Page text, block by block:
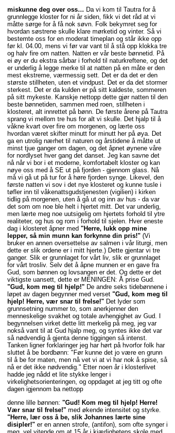
miskunne deg over oss… Da vi kom til Tautra for å
grunnlegge kloster for ni år siden, fikk vi det råd at vi
måtte sørge for å få nok søvn. Folk bekymret seg for
hvordan søstrene skulle klare mørketid og vinter. Så vi
bestemte oss for en moderat timeplan og står ikke opp
før kl. 04.00, mens vi før var vant til å stå opp klokka tre
og halv fire om natten. Natten er vår beste bønnetid. På
ei øy er du ekstra sårbar i forhold til naturkreftene, og det
er underlig å legge merke til at natten på en måte er den
mest ekstreme, værmessig sett. Det er da det er den
største stillheten, uten et vindpust. Det er da det stormer
sterkest. Det er da kulden er på sitt kaldeste, sommeren
på sitt mykeste. Kanskje nettopp dette gjør natten til den
beste bønnetiden, sammen med roen, stillheten i
klosteret, alt innrettet på bønn. De første årene på Tautra
sprang vi mellom tre hus for alt vi skulle. Det hjalp til å
våkne kvart over fire om morgenen, og lærte oss
hvordan været skifter minutt for minutt her på øya. Det
ga en utrolig nærhet til naturen og årstidene å måtte ut
minst tjue ganger om dagen, og det åpnet øynene våre
for nordlyset hver gang det danset. Jeg kan savne det
nå når vi bor i et moderne, komfortabelt kloster og kan
nøye oss med å SE ut på fjorden - gjennom glass. Nå
må vi gå ut på tur for å høre fjorden synge. Likevel, den
første natten vi sov i det nye klosteret og kunne tusle i
tøfler inn til våkenattsgudstjenesten (vigilien) i kirken
tidlig på morgenen, uten å gå ut og inn av hus - da var
det som om noe ble helt i hjertet mitt. Det var underlig,
men lærte meg noe uutsigelig om hjertets forhold til ytre
realiteter, og hus og rom i forhold til sjelen. Hver eneste
dag i klosteret åpner med "Herre, lukk opp mine
lepper, så min munn kan forkynne din pris!" (Vi
bruker en annen oversettelse av salmen i vår liturgi, men
dette er slik ordene er i mitt hjerte.) Dette gjentar vi tre
ganger. Slik er grunnlaget for vårt liv, slik er grunnlaget
for vårt trosliv. Selv det å åpne munnen er en gave fra
Gud, som bønnen og lovsangen er det. Og dette er det
viktigste uansett, dette er MENINGEN: Å prise Gud.
"Gud, kom meg til hjelp!" De andre seks tidebønnene i
løpet av dagen begynner med verset "Gud, kom meg til
hjelp! Herre, vær snar til frelse!" Det lyder som
grunnsetning nummer to, som anerkjenner den
menneskelige svakhet og totale avhengighet av Gud. I
begynnelsen virket dette litt merkelig på meg, jeg var
nokså vant til at Gud hjalp meg, og syntes ikke det var
så nødvendig å gjenta denne tiggingen så intenst.
Tanken ligner forklaringer jeg har hørt på hvorfor folk har
sluttet å be bordbønn: "Før kunne det jo være en grunn
til å be for maten, men nå vet vi at vi har nok å spise, så
nå er det ikke nødvendig." Etter noen år i klosterlivet
hadde jeg nådd et lite stykke lenger i
virkelighetsorienteringen, og oppdaget at jeg titt og ofte
dagen igjennom ba nettopp
denne lille bønnen: "Gud! Kom meg til hjelp! Herre!
Vær snar til frelse!" med økende intensitet og styrke.
"Herre, lær oss å be, slik Johannes lærte sine
disipler!" er en annen strofe, (antifon), som ofte synger i